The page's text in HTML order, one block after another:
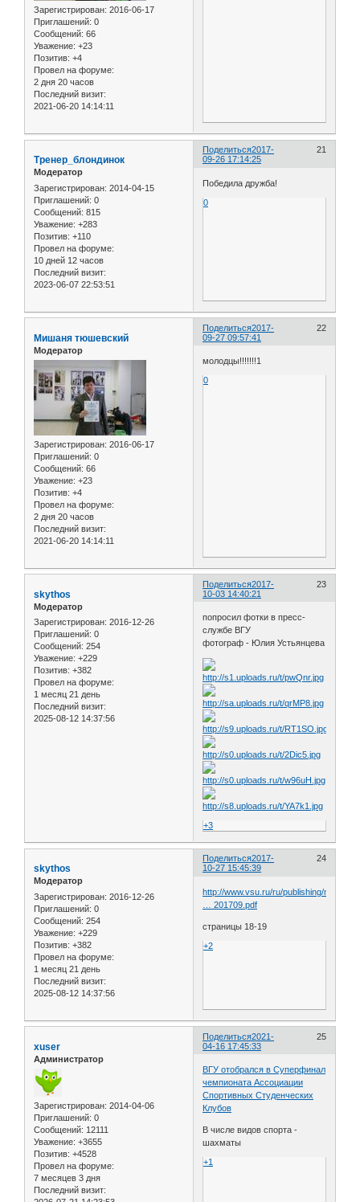
Зарегистрирован: 2016-06-17
Приглашений: 0
Сообщений: 66
Уважение: +23
Позитив: +4
Провел на форуме:
2 дня 20 часов
Последний визит:
2021-06-20 14:14:11
Поделиться 21
2017-
09-26 17:14:25
Тренер_блондинок
Модератор
Зарегистрирован: 2014-04-15
Приглашений: 0
Сообщений: 815
Уважение: +283
Позитив: +110
Провел на форуме:
10 дней 12 часов
Последний визит:
2023-06-07 22:53:51
Победила дружба!
0
Поделиться 22
2017-
09-27 09:57:41
Мишаня тюшевский
Модератор
Зарегистрирован: 2016-06-17
Приглашений: 0
Сообщений: 66
Уважение: +23
Позитив: +4
Провел на форуме:
2 дня 20 часов
Последний визит:
2021-06-20 14:14:11
молодцы!!!!!!!1
0
Поделиться 23
2017-
10-03 14:40:21
skythos
Модератор
Зарегистрирован: 2016-12-26
Приглашений: 0
Сообщений: 254
Уважение: +229
Позитив: +382
Провел на форуме:
1 месяц 21 день
Последний визит:
2025-08-12 14:37:56
попросил фотки в пресс-
службе ВГУ
фотограф - Юлия Устьянцева
+3
Поделиться 24
2017-
10-27 15:45:39
skythos
Модератор
Зарегистрирован: 2016-12-26
Приглашений: 0
Сообщений: 254
Уважение: +229
Позитив: +382
Провел на форуме:
1 месяц 21 день
Последний визит:
2025-08-12 14:37:56
http://www.vsu.ru/ru/publishing/npvu/do
… 201709.pdf
страницы 18-19
+2
Поделиться 25
2021-
04-16 17:45:33
xuser
Администратор
Зарегистрирован: 2014-04-06
Приглашений: 0
Сообщений: 12111
Уважение: +3655
Позитив: +4528
Провел на форуме:
7 месяцев 3 дня
Последний визит:
ВГУ отобрался в Суперфинал
чемпионата Ассоциации
Спортивных Студенческих
Клубов
В числе видов спорта -
шахматы
+1